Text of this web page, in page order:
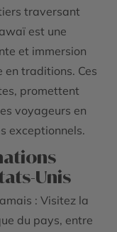
traversant
est une
et immersion
en traditions. Ces
promettent
voyageurs en
exceptionnels.
Unis
: Visitez la
du pays, entre